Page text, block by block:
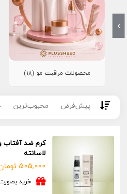
محصولات مراقبت مو (18)
پیش‌فرض محبوب‌ترین
لاسانته
505,000
خرید